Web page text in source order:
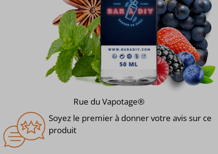
Rue du Vapotage®
Soyez le premier à donner votre avis sur ce
produit